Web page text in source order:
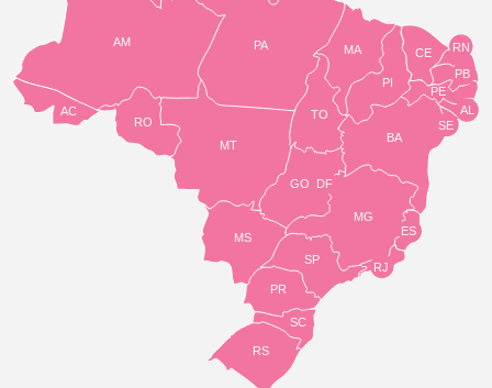
TO
BA
SE
PE
AL
RN
CE
PI
MA
PA
AM
AC
RO
MT
MS
GO
PR
SC
RS
SP
MG
RJ
ES
DF
PB